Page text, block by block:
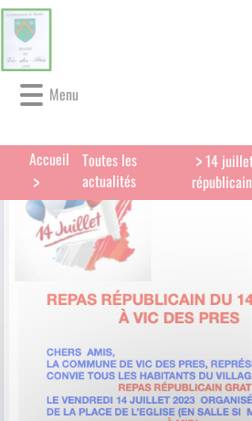
Lien
d'accès
rapide
au
menu
Lien
d'accès
rapide
au
contenu
Lien
d'accès
rapide
à
Lien
d'accès
rapide
au
pied
Menu
Accueil
Toutes les
actualités
14
républicain
Panneau de gestion des cookies